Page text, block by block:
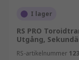
I lager
RS PRO
Utgång,
RS-artikelnummer